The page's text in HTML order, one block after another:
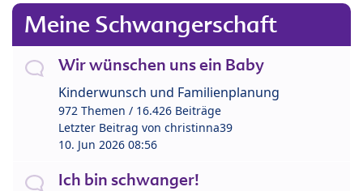
Meine Schwangerschaft
Wir wünschen uns ein Baby
Kinderwunsch und Familienplanung
972 Themen / 16.426 Beiträge
Letzter Beitrag von christinna39
10. Jun 2026 08:56
Ich bin schwanger!